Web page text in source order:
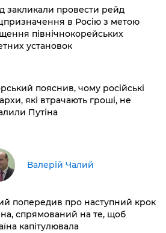
закликали провести рейд
в Росію з метою
північнокорейських
установок
пояснив, чому російські
які втрачають гроші, не
Путіна
Валерій Чалий
попередив про наступний крок
спрямований на те, щоб
капітулювала